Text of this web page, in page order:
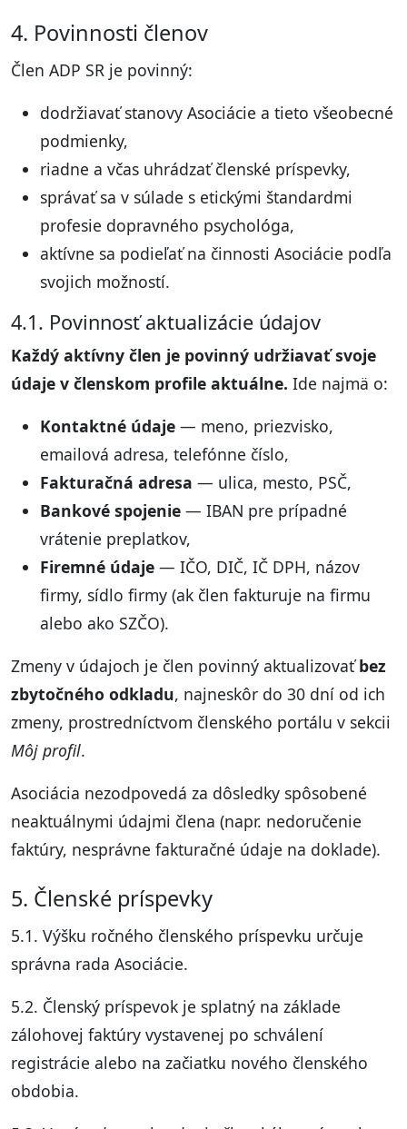
4. Povinnosti členov
Člen ADP SR je povinný:
dodržiavať stanovy Asociácie a tieto všeobecné
podmienky,
riadne a včas uhrádzať členské príspevky,
správať sa v súlade s etickými štandardmi
profesie dopravného psychológa,
aktívne sa podieľať na činnosti Asociácie podľa
svojich možností.
4.1. Povinnosť aktualizácie údajov
Každý aktívny člen je povinný udržiavať svoje
údaje v členskom profile aktuálne. Ide najmä o:
Kontaktné údaje — meno, priezvisko,
emailová adresa, telefónne číslo,
Fakturačná adresa — ulica, mesto, PSČ,
Bankové spojenie — IBAN pre prípadné
vrátenie preplatkov,
Firemné údaje — IČO, DIČ, IČ DPH, názov
firmy, sídlo firmy (ak člen fakturuje na firmu
alebo ako SZČO).
Zmeny v údajoch je člen povinný aktualizovaťbez
zbytočného odkladu, najneskôr do 30 dní od ich
zmeny, prostredníctvom členského portálu v sekcii
Môj profil.
Asociácia nezodpovedá za dôsledky spôsobené
neaktuálnymi údajmi člena (napr. nedoručenie
faktúry, nesprávne fakturačné údaje na doklade).
5. Členské príspevky
5.1. Výšku ročného členského príspevku určuje
správna rada Asociácie.
5.2. Členský príspevok je splatný na základe
zálohovej faktúry vystavenej po schválení
registrácie alebo na začiatku nového členského
obdobia.